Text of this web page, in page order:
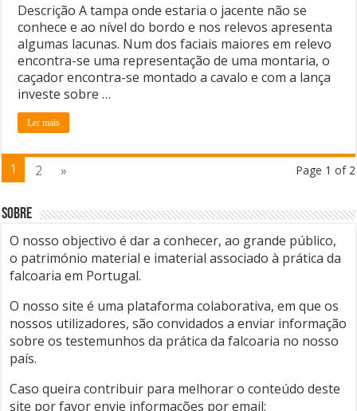
Descrição A tampa onde estaria o jacente não se
conhece e ao nível do bordo e nos relevos apresenta
algumas lacunas. Num dos faciais maiores em relevo
encontra-se uma representação de uma montaria, o
caçador encontra-se montado a cavalo e com a lança
investe sobre …
Ler mais
Page 1 of 2
1 2 »
Sobre
O nosso objectivo é dar a conhecer, ao grande público,
o património material e imaterial associado à prática da
falcoaria em Portugal.
O nosso site é uma plataforma colaborativa, em que os
nossos utilizadores, são convidados a enviar informação
sobre os testemunhos da prática da falcoaria no nosso
país.
Caso queira contribuir para melhorar o conteúdo deste
site por favor envie informações por email: